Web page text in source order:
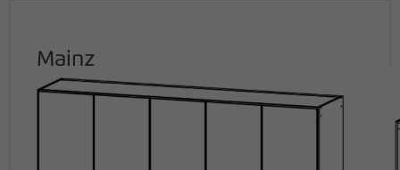
Mainz